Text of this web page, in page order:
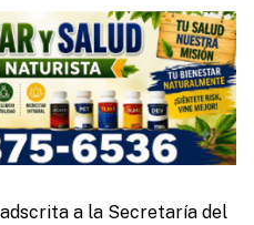
a la Secretaría del